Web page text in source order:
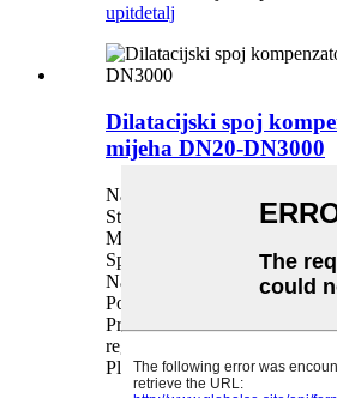
upitdetalj
Dilatacijski spoj
mijeha DN20-DN3000
Naziv: kompenzator mijeha
Standard: ANSI JIS DIN BS
Materijal: nehrđajući čelik/
Specifikacije: DN20-DN3000
Način spajanja: prirubnica
Površinska obrada: Posrebrenje
Prihvaćanje: OEM/ODM,
regionalna agencija,
Plaćanje: T/T, L/C, PayPal